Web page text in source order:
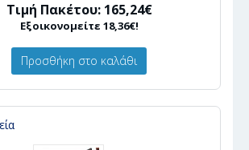
Τιμή Πακέτου: 165,24€
Εξοικονομείτε 18,36€!
Προσθήκη στο καλάθι